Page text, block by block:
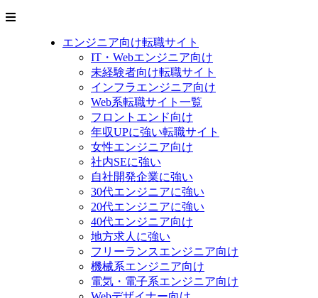
エンジニア向け転職サイト
IT・Webエンジニア向け
未経験者向け転職サイト
インフラエンジニア向け
Web系転職サイト一覧
フロントエンド向け
年収UPに強い転職サイト
女性エンジニア向け
社内SEに強い
自社開発企業に強い
30代エンジニアに強い
20代エンジニアに強い
40代エンジニア向け
地方求人に強い
フリーランスエンジニア向け
機械系エンジニア向け
電気・電子系エンジニア向け